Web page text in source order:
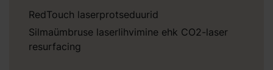
RedTouch laserprotseduurid
Silmaümbruse laserlihvimine ehk CO2-laser
resurfacing